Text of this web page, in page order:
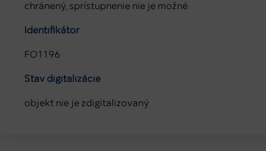
chránený, sprístupnenie nie je možné
Identifikátor
FO1196
Stav digitalizácie
objekt nie je zdigitalizovaný